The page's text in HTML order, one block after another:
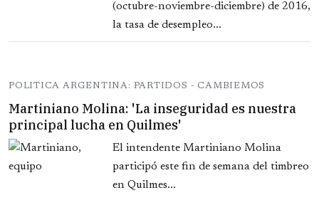
(octubre-noviembre-diciembre) de 2016,
la tasa de desempleo...
POLITICA ARGENTINA: PARTIDOS - CAMBIEMOS
Martiniano Molina: 'La inseguridad es nuestra
principal lucha en Quilmes'
El intendente Martiniano Molina
participó este fin de semana del timbreo
en Quilmes...